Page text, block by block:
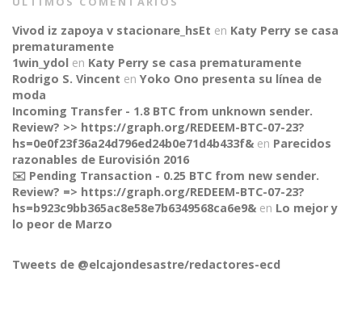
CONNECT
Vivod iz zapoya v stacionare_hsEt en Katy Perry se casa
prematuramente
1win_ydol en Katy Perry se casa prematuramente
Rodrigo S. Vincent en Yoko Ono presenta su línea de
moda
Incoming Transfer - 1.8 BTC from unknown sender.
Review? >> https://graph.org/REDEEM-BTC-07-23?
hs=0e0f23f36a24d796ed24b0e71d4b433f& en Parecidos
razonables de Eurovisión 2016
✉️ Pending Transaction - 0.25 BTC from new sender.
Review? => https://graph.org/REDEEM-BTC-07-23?
hs=b923c9bb365ac8e58e7b6349568ca6e9& en Lo mejor y
lo peor de Marzo
Tweets de @elcajondesastre/redactores-ecd